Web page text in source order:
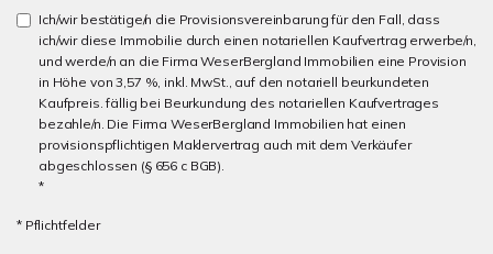
Ich/wir bestätige/n die Provisionsvereinbarung für den Fall, dass
ich/wir diese Immobilie durch einen notariellen Kaufvertrag erwerbe/n,
und werde/n an die Firma WeserBergland Immobilien eine Provision
in Höhe von 3,57 %, inkl. MwSt., auf den notariell beurkundeten
Kaufpreis. fällig bei Beurkundung des notariellen Kaufvertrages
bezahle/n. Die Firma WeserBergland Immobilien hat einen
provisionspflichtigen Maklervertrag auch mit dem Verkäufer
abgeschlossen (§ 656 c BGB).
*
* Pflichtfelder